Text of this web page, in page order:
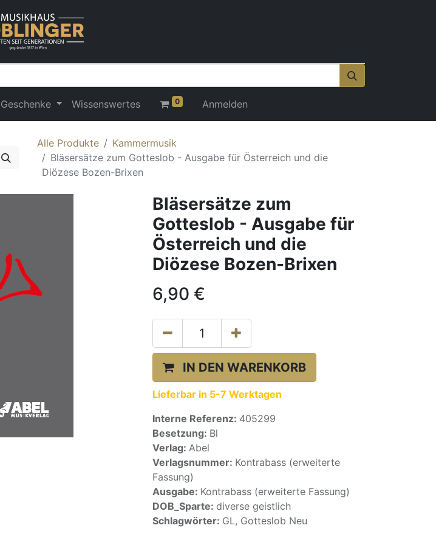
Geschenke Wissenswertes 0 Anmelden
Alle Produkte
Kammermusik
Bläsersätze zum Gotteslob - Ausgabe für Österreich und die
Diözese Bozen-Brixen
Bläsersätze zum
Gotteslob - Ausgabe für
Österreich und die
Diözese Bozen-Brixen
6,90 €
IN DEN WARENKORB
Lieferbar in 5-7 Werktagen
Interne Referenz: 405299
Besetzung: Bl
Verlag: Abel
Verlagsnummer: Kontrabass (erweiterte
Fassung)
Ausgabe: Kontrabass (erweiterte Fassung)
DOB_Sparte: diverse geistlich
Schlagwörter: GL, Gotteslob Neu